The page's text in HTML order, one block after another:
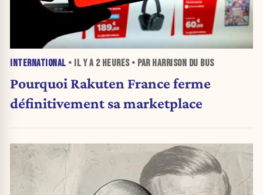
INTERNATIONAL • IL Y A 2 HEURES• PAR HARRISON DU BUS
Pourquoi Rakuten France ferme
définitivement sa marketplace